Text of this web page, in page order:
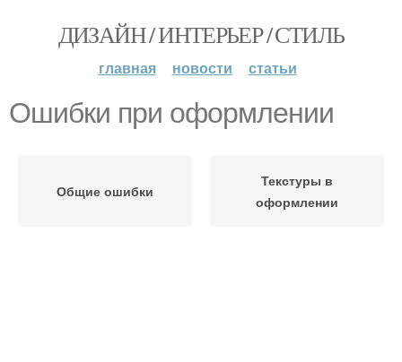
ДИЗАЙН / ИНТЕРЬЕР / СТИЛЬ
главная новости статьи
Ошибки при оформлении
Общие ошибки
Текстуры в
оформлении